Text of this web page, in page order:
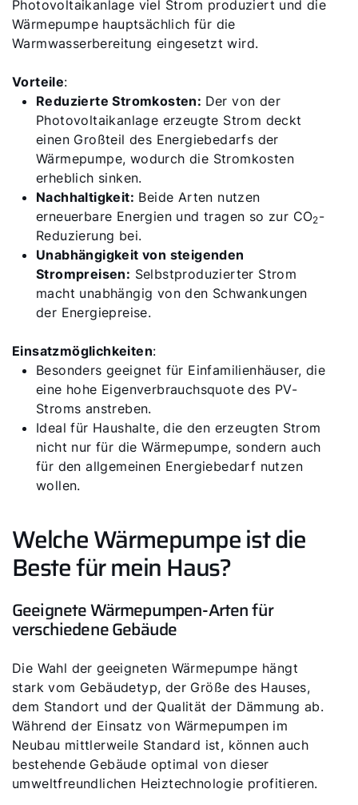
Photovoltaikanlage viel Strom produziert und die
Wärmepumpe hauptsächlich für die
Warmwasserbereitung eingesetzt wird.
Vorteile:
Reduzierte Stromkosten: Der von der
Photovoltaikanlage erzeugte Strom deckt
einen Großteil des Energiebedarfs der
Wärmepumpe, wodurch die Stromkosten
erheblich sinken.
Nachhaltigkeit: Beide Arten nutzen
erneuerbare Energien und tragen so zur CO2-
Reduzierung bei.
Unabhängigkeit von steigenden
Strompreisen: Selbstproduzierter Strom
macht unabhängig von den Schwankungen
der Energiepreise.
Einsatzmöglichkeiten:
Besonders geeignet für Einfamilienhäuser, die
eine hohe Eigenverbrauchsquote des PV-
Stroms anstreben.
Ideal für Haushalte, die den erzeugten Strom
nicht nur für die Wärmepumpe, sondern auch
für den allgemeinen Energiebedarf nutzen
wollen.
Welche Wärmepumpe ist die
Beste für mein Haus?
Geeignete Wärmepumpen-Arten für
verschiedene Gebäude
Die Wahl der geeigneten Wärmepumpe hängt
stark vom Gebäudetyp, der Größe des Hauses,
dem Standort und der Qualität der Dämmung ab.
Während der Einsatz von Wärmepumpen im
Neubau mittlerweile Standard ist, können auch
bestehende Gebäude optimal von dieser
umweltfreundlichen Heiztechnologie profitieren.